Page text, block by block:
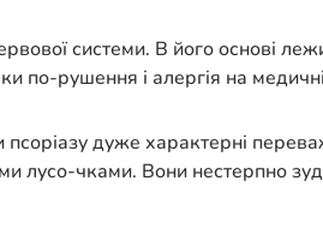
системи. В його основі
по-рушення і алергія на
дуже характерні
лусо-чками. Вони нестерпно